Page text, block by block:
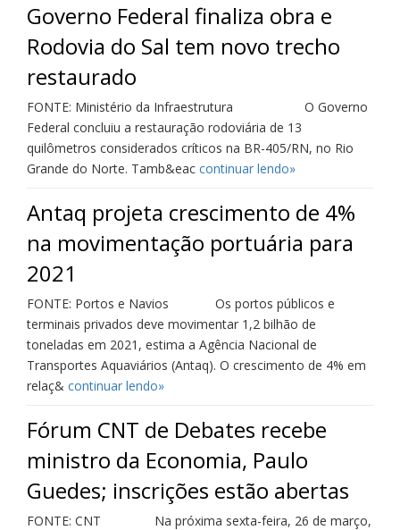
Governo Federal finaliza obra e
Rodovia do Sal tem novo trecho
restaurado
FONTE: Ministério da Infraestrutura O Governo
Federal concluiu a restauração rodoviária de 13
quilômetros considerados críticos na BR-405/RN, no Rio
Grande do Norte. Tamb&eac continuar lendo»
Antaq projeta crescimento de 4%
na movimentação portuária para
2021
FONTE: Portos e Navios Os portos públicos e
terminais privados deve movimentar 1,2 bilhão de
toneladas em 2021, estima a Agência Nacional de
Transportes Aquaviários (Antaq). O crescimento de 4% em
relaç& continuar lendo»
Fórum CNT de Debates recebe
ministro da Economia, Paulo
Guedes; inscrições estão abertas
FONTE: CNT Na próxima sexta-feira, 26 de março,